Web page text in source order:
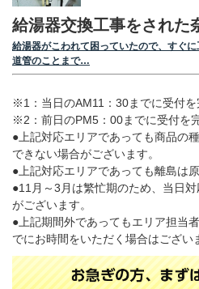
給湯器交換工事をされた
給湯器がこわれて困っていたので、すぐ
道管のことまで…
※1：当日のAM11：30までに受付を
※2：前日のPM5：00までに受付を
●上記対応エリアであっても商品の
できない場合がございます。
●上記対応エリアであっても離島は
●11月～3月は繁忙期のため、当日
がございます。
●上記期間外であってもエリア担当
でにお時間をいただく場合はござい